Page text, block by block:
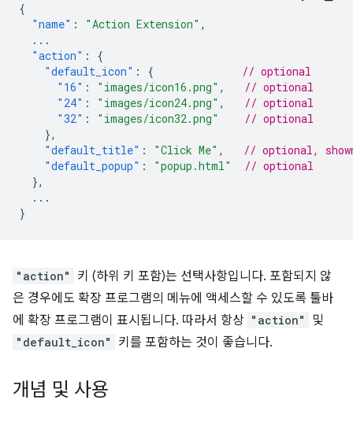
{
"name" : "Action Extension" ,
...
"action" :
{
"default_icon" : {
// optional
"16" : "images/icon16.png" ,
// optional
"24" : "images/icon24.png" ,
// optional
"32" : "images/icon32.png"
// optional
},
"default_title" : "Click Me" ,
// optional,
"default_popup" : "popup.html"
// optional
},
...
}
"action"
키 (하위 키 포함)는 선택사항입니다. 포함되지 않
은 경우에도 확장 프로그램의 메뉴에 액세스할 수 있도록 툴바
에 확장 프로그램이 표시됩니다. 따라서 항상 "action" 및
"default_icon" 키를 포함하는 것이 좋습니다.
개념 및 사용